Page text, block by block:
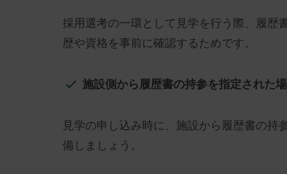
採用選考の一環として見学を行う際、履歴
歴や資格を事前に確認するためです。
施設側から履歴書の持参を指定された
見学の申し込み時に、施設から履歴書の持
備しましょう。